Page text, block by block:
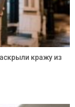
кражу из